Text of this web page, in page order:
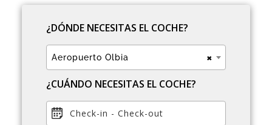
¿DÓNDE NECESITAS EL COCHE?
×
Aeropuerto Olbia
¿CUÁNDO NECESITAS EL COCHE?
Check-in - Check-out